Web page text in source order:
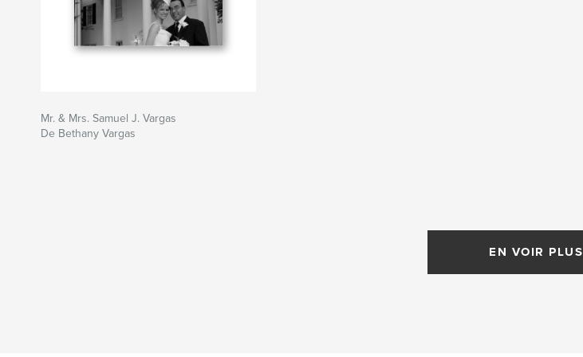
Mr. & Mrs. Samuel J. Vargas
De Bethany Vargas
EN VOIR PLUS